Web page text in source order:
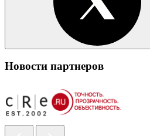
Новости партнеров